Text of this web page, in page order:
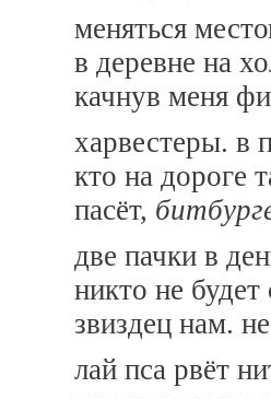
меняться
в деревне на
качнув меня
харвестеры. в
кто на дороге
пасёт,
две пачки в
никто не
звиздец нам.
лай пса рвёт